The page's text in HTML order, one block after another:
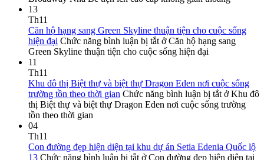
13
Th11
Căn hộ hạng sang Green Skyline thuận tiện cho cuộc sống
hiện đại Chức năng bình luận bị tắt ở Căn hộ hạng sang
Green Skyline thuận tiện cho cuộc sống hiện đại
11
Th11
Khu đô thị Biệt thự và biệt thự Dragon Eden nơi cuộc sống
trường tồn theo thời gian Chức năng bình luận bị tắt ở Khu đô
thị Biệt thự và biệt thự Dragon Eden nơi cuộc sống trường
tồn theo thời gian
04
Th11
Con đường đẹp hiện diện tại khu dự án Setia Edenia Quốc lộ
13 Chức năng bình luận bị tắt ở Con đường đẹp hiện diện tại